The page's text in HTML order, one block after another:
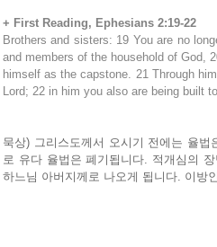
+ First Reading, Ephesians 2:19-22
Brothers and sisters: 19 You are no
and members of the household of God,
himself as the capstone. 21 Through
Lord; 22 in him you also are being built
묵상) 그리스도께서 오시기 전에는 율
로 유다 율법은 폐기됩니다. 적개심의
하느님 아버지께로 나오게 됩니다. 이방